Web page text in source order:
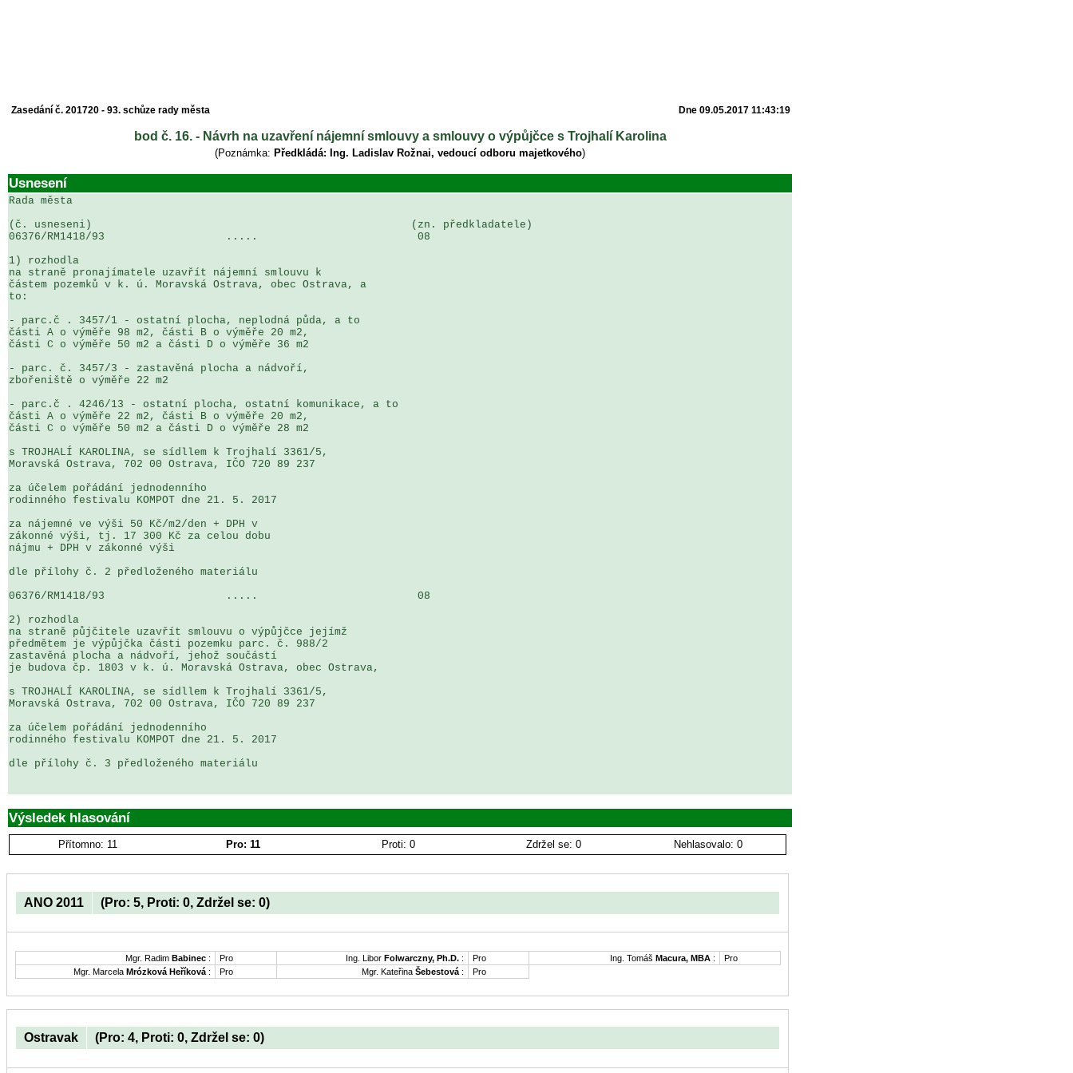
Zasedání č. 201720 - 93. schůze rady města Dne 09.05.2017 11:43:19
bod č. 16. - Návrh na uzavření nájemní smlouvy a smlouvy o výpůjčce s Trojhalí Karolina
(Poznámka: Předkládá: Ing. Ladislav Rožnai, vedoucí odboru majetkového)
Usnesení
Rada města
(č. usneseni)                                                  (zn. předkladatele)
06376/RM1418/93                   .....                         08
1) rozhodla
na straně pronajímatele uzavřít nájemní smlouvu k
částem pozemků v k. ú. Moravská Ostrava, obec Ostrava, a
to:
- parc.č . 3457/1 - ostatní plocha, neplodná půda, a to
části A o výměře 98 m2, části B o výměře 20 m2,
části C o výměře 50 m2 a části D o výměře 36 m2
- parc. č. 3457/3 - zastavěná plocha a nádvoří,
zbořeniště o výměře 22 m2
- parc.č . 4246/13 - ostatní plocha, ostatní komunikace, a to
části A o výměře 22 m2, části B o výměře 20 m2,
části C o výměře 50 m2 a části D o výměře 28 m2
s TROJHALÍ KAROLINA, se sídllem k Trojhalí 3361/5,
Moravská Ostrava, 702 00 Ostrava, IČO 720 89 237
za účelem pořádání jednodenního
rodinného festivalu KOMPOT dne 21. 5. 2017
za nájemné ve výši 50 Kč/m2/den + DPH v
zákonné výši, tj. 17 300 Kč za celou dobu
nájmu + DPH v zákonné výši
dle přílohy č. 2 předloženého materiálu
06376/RM1418/93                   .....                         08
2) rozhodla
na straně půjčitele uzavřít smlouvu o výpůjčce jejímž
předmětem je výpůjčka části pozemku parc. č. 988/2
zastavěná plocha a nádvoří, jehož součástí
je budova čp. 1803 v k. ú. Moravská Ostrava, obec Ostrava,
s TROJHALÍ KAROLINA, se sídllem k Trojhalí 3361/5,
Moravská Ostrava, 702 00 Ostrava, IČO 720 89 237
za účelem pořádání jednodenního
rodinného festivalu KOMPOT dne 21. 5. 2017
dle přílohy č. 3 předloženého materiálu
Výsledek hlasování
Přítomno: 11 Pro: 11 Proti: 0 Zdržel se: 0 Nehlasovalo: 0
ANO 2011 (Pro: 5, Proti: 0, Zdržel se: 0)
Mgr. Radim Babinec : Pro Ing. Libor Folwarczny, Ph.D. : Pro Ing. Tomáš Macura, MBA :
Pro
Mgr. Marcela Mrózková Heříková : Pro Mgr. Kateřina Šebestová : Pro
Ostravak (Pro: 4, Proti: 0, Zdržel se: 0)